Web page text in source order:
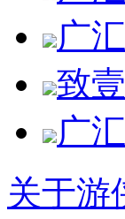
广
致
广
关于游